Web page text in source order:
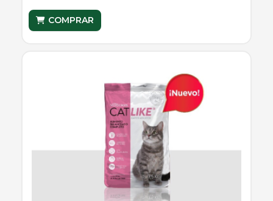
COMPRAR